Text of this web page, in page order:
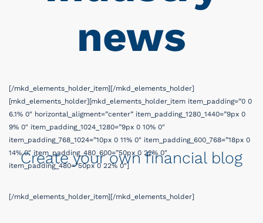
news
[/mkd_elements_holder_item][/mkd_elements_holder]
[mkd_elements_holder][mkd_elements_holder_item item_padding=”0 0
6.1% 0″ horizontal_aligment=”center” item_padding_1280_1440=”9px 0
9% 0″ item_padding_1024_1280=”9px 0 10% 0″
item_padding_768_1024=”10px 0 11% 0″ item_padding_600_768=”18px 0
14% 0″ item_padding_480_600=”50px 0 22% 0″
item_padding_480=”50px 0 22% 0″]
Create your own financial blog
[/mkd_elements_holder_item][/mkd_elements_holder]